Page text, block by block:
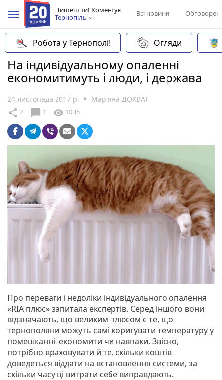
Пишеш ти! Коментує
Тернопіль
Всі новини
Робота у Тернополі! Огляди
На індивідуальному опаленні
економитимуть і люди, і держава
24 листопада 2017 р. Мар'яна ДОХВАТ
share 2 chat_bubble 1 visibility 1035
Про переваги і недоліки індивідуального опалення
«RIA плюс» запитала експертів. Серед іншого вони
відзначають, що великим плюсом є те, що
тернополяни можуть самі коригувати температуру у
помешканні, економити чи навпаки. Звісно,
потрібно враховувати й те, скільки коштів
доведеться віддати на встановлення системи, за
скільки часу ці витрати себе виправдають.